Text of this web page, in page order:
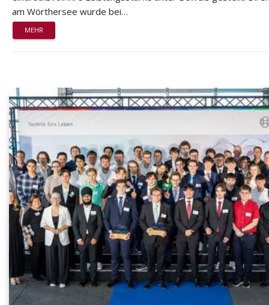
am Wörthersee wurde bei…
MEHR